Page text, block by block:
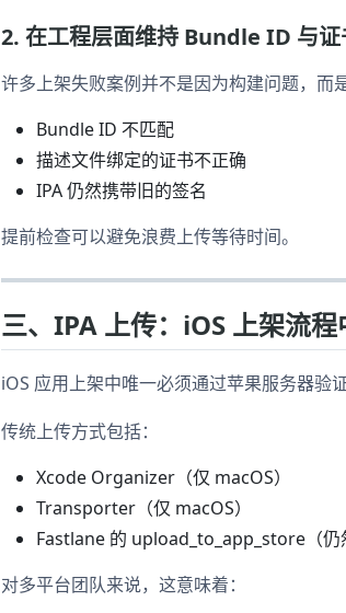
2. 在工程层面维持 Bundle ID 与证
许多上架失败案例并不是因为构建问题，而是
Bundle ID 不匹配
描述文件绑定的证书不正确
IPA 仍然携带旧的签名
提前检查可以避免浪费上传等待时间。
三、IPA 上传：iOS 上架流
iOS 应用上架中唯一必须通过苹果服务器验
传统上传方式包括：
Xcode Organizer（仅 macOS）
Transporter（仅 macOS）
Fastlane 的 upload_to_app_store（仍
对多平台团队来说，这意味着：